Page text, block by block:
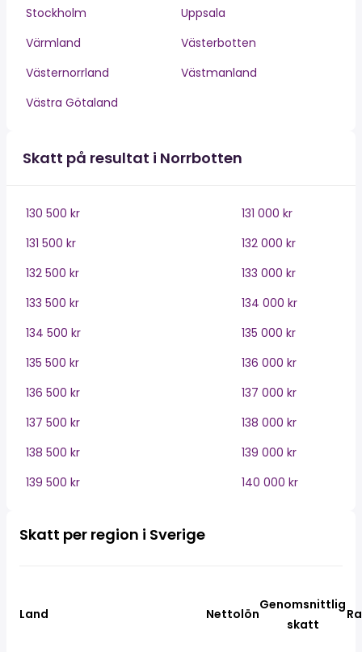
Stockholm
Uppsala
Värmland
Västerbotten
Västernorrland
Västmanland
Västra Götaland
Skatt på resultat i Norrbotten
130 500 kr
131 000 kr
131 500 kr
132 000 kr
132 500 kr
133 000 kr
133 500 kr
134 000 kr
134 500 kr
135 000 kr
135 500 kr
136 000 kr
136 500 kr
137 000 kr
137 500 kr
138 000 kr
138 500 kr
139 000 kr
139 500 kr
140 000 kr
Skatt per region i Sverige
Land Nettolön
Genomsnittlig
skatt